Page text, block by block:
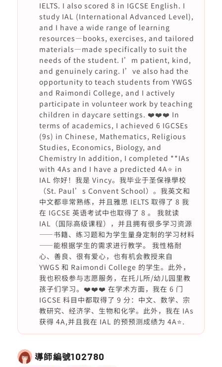
IELTS. I also scored 8 in IGCSE English. I
study IAL (International Advanced Level),
and I have a wide range of learning
resources—books, exercises, and tailored
materials—made specifically to suit the
needs of the student. I’m patient, kind,
and genuinely caring. I’ve also had the
opportunity to teach students from YWGS
and Raimondi College, and I actively
participate in volunteer work by teaching
children in daycare settings. ❤️❤️❤️ In
terms of academics, I achieved 6 IGCSEs
(9s) in Chinese, Mathematics, Religious
Studies, Economics, Biology, and
Chemistry In addition, I completed **IAs
with 4As and I have a predicted 4A⭐️ in
IAL 你好！我是 Vincy。我毕业于圣保祿學校
（St. Paul’s Convent School）。我英文和
中文都非常熟练，并且雅思 IELTS 取得了 8 我
在 IGCSE 英语考试中也取得了 8 。 我就读
IAL（国际高级课程），并且拥有很多学习资源
——书籍、练习题和为学生量身定制的学习材料
——能根据学生的需求进行教学。 我性格耐
心、善良、很有爱心，也有机会教授来自
YWGS 和 Raimondi College 的学生。此外，
我也积极参与志愿服务，在托儿所/幼儿园里教
孩子们学习。❤️❤️❤️ 在学术方面，我在 6 门
IGCSE 科目中都取得了 9 分：中文、数学、宗
教研究、经济学、生物和化学。此外，我在 IAs
获得 4A,并且我在 IAL 的预预测成绩为 4A⭐️.
導師編號102780